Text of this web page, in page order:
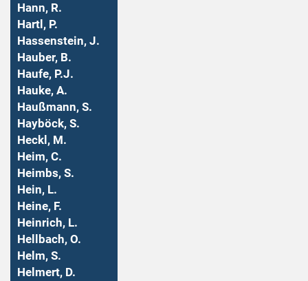
Hann, R.
Hartl, P.
Hassenstein, J.
Hauber, B.
Haufe, P.J.
Hauke, A.
Haußmann, S.
Hayböck, S.
Heckl, M.
Heim, C.
Heimbs, S.
Hein, L.
Heine, F.
Heinrich, L.
Hellbach, O.
Helm, S.
Helmert, D.